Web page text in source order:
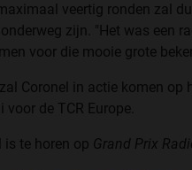
veertig ronden zal
zijn. "Het was een
voor die mooie grote
Coronel in actie komen op
de TCR Europe.
is te horen op Grand Prix